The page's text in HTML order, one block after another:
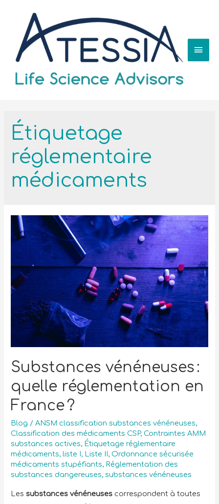
Étiquetage
réglementaire
médicaments
Substances vénéneuses :
quelle réglementation en
France ?
Blog /ANSM classification substances vénéneuses,
Classification des médicaments CSP,Contraintes AMM
substances actives, Étiquetage réglementaire
médicaments,liste I, Liste II,Ordonnance sécurisée
médicaments stupéfiants, Réglementation des
substances dangereuses,substances vénéneuses
Lessubstances vénéneuses correspondent à toutes